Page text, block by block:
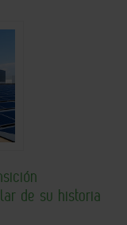
de su historia